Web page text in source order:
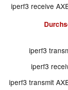
iperf3 receive
iperf3
iperf3
iperf3 transmit